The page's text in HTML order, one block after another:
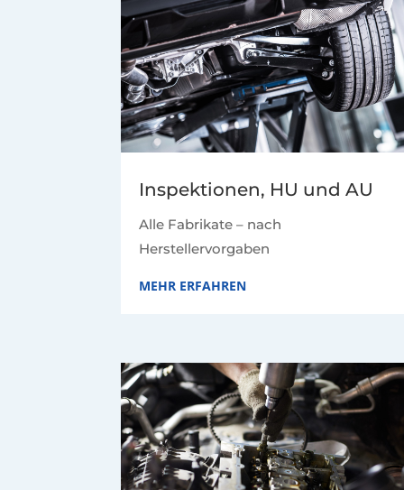
Inspektionen, HU und AU
Alle Fabrikate – nach
Herstellervorgaben
MEHR ERFAHREN